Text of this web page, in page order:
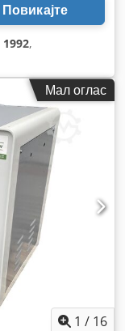
Повикајте
1992,
Мал оглас
1 / 16